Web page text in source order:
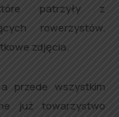
patrzyły z
rowerzystów.
zdjęcia.
przede wszystkim
już towarzystwo